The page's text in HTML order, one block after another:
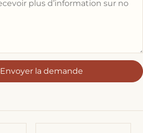
Envoyer la demande